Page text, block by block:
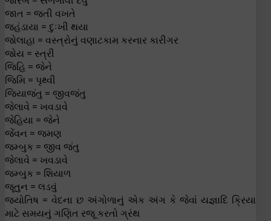
જાત = જતી વખતે
જહંડાયા = દુઃખી થયા
જોલાહા = વસ્ત્રોનું વણાટકામ કરનાર કારીગર
જોય = સ્ત્રી
જિહિ = જેને
જિમિ = પૃથ્વી
જિયાજંતુ = જીવજંતુ
જેલાવે = ખવડાવે
જેહિયા = જેને
જેંવન = જમણ
જમ્બુક = જીવ જંતુ
જેલાવે = ખવડાવે
જમ્બુક = શિયાળ
જૂતુન = લડવું
જ્યોતિષ = વેદના છ અંગોળાનું એક અંગ કે જેવાં યજ્ઞાદિ ક્રિયા
માટે સમયનું ગણિત રજૂ કરતો ગ્રંથ